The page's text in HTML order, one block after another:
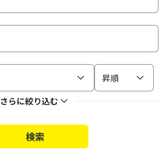
昇順
さらに絞り込む
検索